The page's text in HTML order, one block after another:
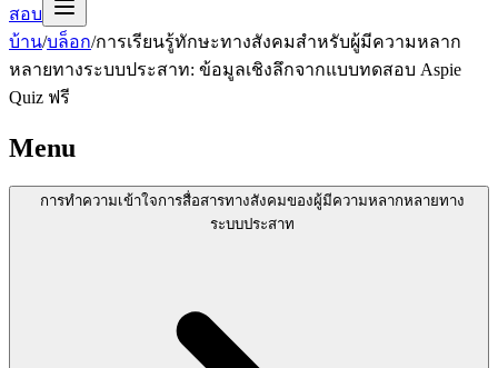
สอบ
บ้าน/บล็อก/การเรียนรู้ทักษะทางสังคมสำหรับผู้มีความหลาก
หลายทางระบบประสาท: ข้อมูลเชิงลึกจากแบบทดสอบ Aspie
Quiz ฟรี
Menu
การทำความเข้าใจการสื่อสารทางสังคมของผู้มีความหลากหลายทาง
ระบบประสาท